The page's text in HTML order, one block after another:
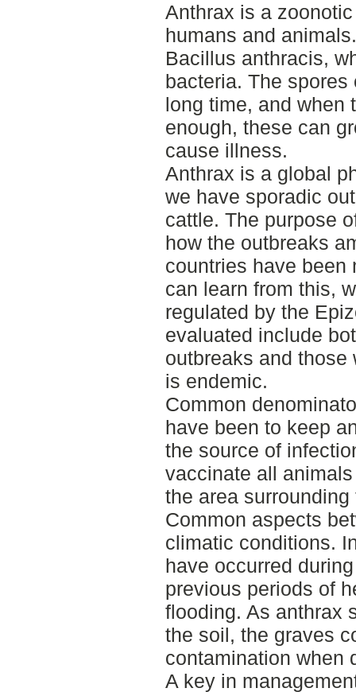
Anthrax is a
humans and
Bacillus anthracis,
bacteria. The
long time, and when
enough, these can
cause illness.
Anthrax is a global
we have sporadic
cattle. The purpose
how the outbreaks
countries have been
can learn from this,
regulated by the
evaluated include
outbreaks and those
is endemic.
Common
have been to keep
the source of
vaccinate all
the area
Common aspects
climatic conditions.
have occurred
previous periods of
flooding. As anthrax
the soil, the graves
contamination when
A key in